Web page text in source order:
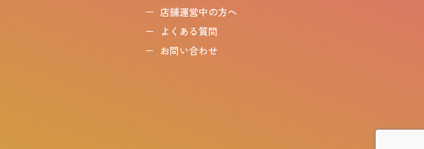
店舗運営中の方へ
よくある質問
お問い合わせ